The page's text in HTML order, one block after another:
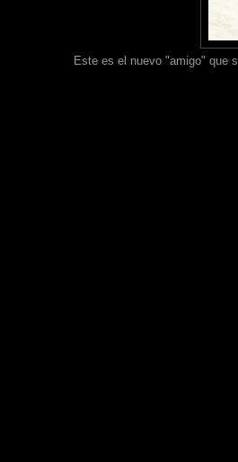
Este es el nuevo "amigo" que